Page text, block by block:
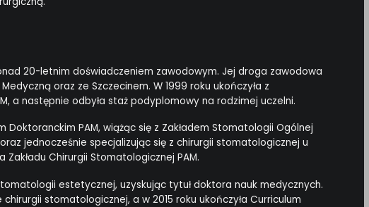
20-letnim doświadczeniem zawodowym. Jej droga zawodowa
oraz ze Szczecinem. W 1999 roku ukończyła z
a następnie odbyła staż podyplomowy na rodzimej uczelni.
Doktoranckim PAM, wiążąc się z Zakładem Stomatologii Ogólnej
jednocześnie specjalizując się z chirurgii stomatologicznej u
Chirurgii Stomatologicznej PAM.
estetycznej, uzyskując tytuł doktora nauk medycznych.
stomatologicznej, a w 2015 roku ukończyła Curriculum